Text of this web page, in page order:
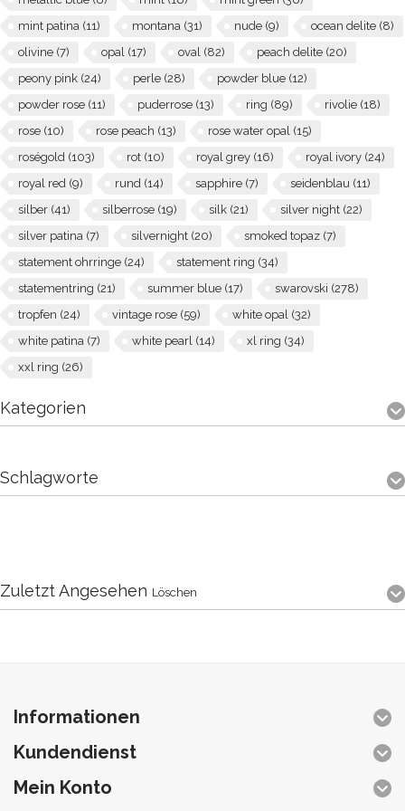
mint patina (11) montana (31) nude (9) ocean delite (8)
olivine (7) opal (17) oval (82) peach delite (20)
peony pink (24) perle (28) powder blue (12)
powder rose (11) puderrose (13) ring (89) rivolie (18)
rose (10) rose peach (13) rose water opal (15)
roségold (103) rot (10) royal grey (16) royal ivory (24)
royal red (9) rund (14) sapphire (7) seidenblau (11)
silber (41) silberrose (19) silk (21) silver night (22)
silver patina (7) silvernight (20) smoked topaz (7)
statement ohrringe (24) statement ring (34)
statementring (21) summer blue (17) swarovski (278)
tropfen (24) vintage rose (59) white opal (32)
white patina (7) white pearl (14) xl ring (34)
xxl ring (26)
Kategorien
Schlagworte
Zuletzt Angesehen Löschen
Informationen
Kundendienst
Mein Konto